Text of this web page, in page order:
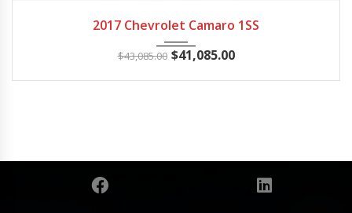
2017 Chevrolet Camaro 1SS
$43,085.00 $41,085.00